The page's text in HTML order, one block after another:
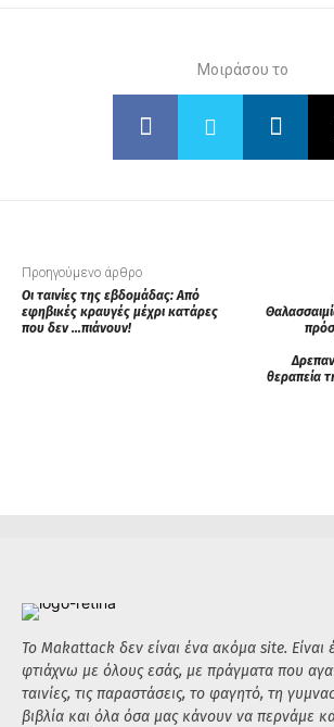
Μοιράσου το
Προηγούμενο άρθρο
Οι ταινίες της εβδομάδας: Από
εφηβικές κραυγές μέχρι κατάρες
που δεν …πιάνουν!
θεραπεία
Το Makattack δεν είναι ένα ακόμα site.
φτιάχνω με όλους εσάς, με πράγματα που
ταινίες, τις παραστάσεις, το φαγητό, τη
βιβλία και όλα όσα μας κάνουν να περνάμε